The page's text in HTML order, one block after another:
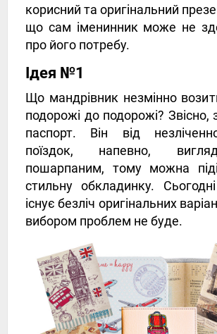
корисний та оригінальний
що сам іменинник може не
про його потребу.
Ідея №1
Що мандрівник незмінно
подорожі до подорожі? Звісно,
паспорт. Він від
поїздок, напевно,
пошарпаним, тому можна
стильну обкладинку.
існує безліч оригінальних
вибором проблем не буде.